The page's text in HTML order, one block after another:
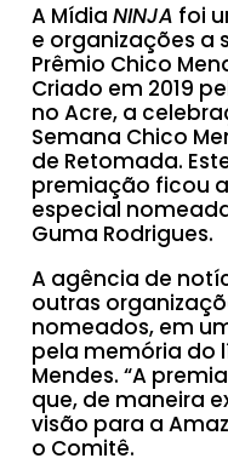
A MídiaNINJA foi
e organizações a
Prêmio Chico
Criado em 2019
no Acre, a
Semana Chico
de Retomada.
premiação ficou
especial
Guma Rodrigues.
A agência de
outras
nomeados, em
pela memória do
Mendes. “A
que, de maneira
visão para a
o Comitê.